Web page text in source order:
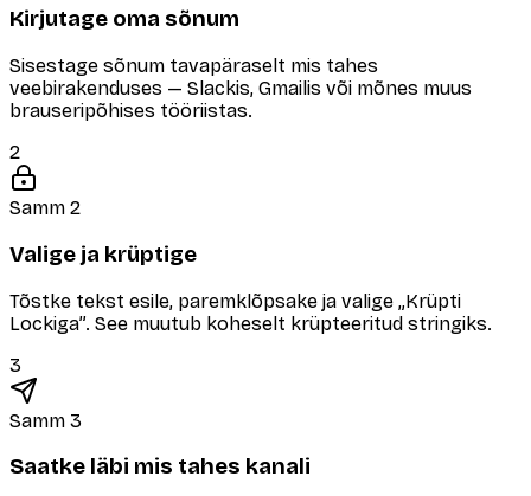
Kirjutage oma sõnum
Sisestage sõnum tavapäraselt mis tahes
veebirakenduses — Slackis, Gmailis või mõnes muus
brauseripõhises tööriistas.
2
Samm 2
Valige ja krüptige
Tõstke tekst esile, paremklõpsake ja valige „Krüpti
Lockiga”. See muutub koheselt krüpteeritud stringiks.
3
Samm 3
Saatke läbi mis tahes kanali